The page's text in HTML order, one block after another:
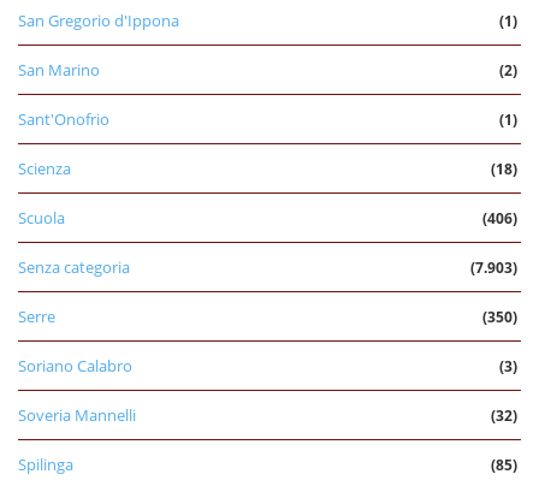
San Gregorio d'Ippona (1)
San Marino (2)
Sant'Onofrio (1)
Scienza (18)
Scuola (406)
Senza categoria (7.903)
Serre (350)
Soriano Calabro (3)
Soveria Mannelli (32)
Spilinga (85)